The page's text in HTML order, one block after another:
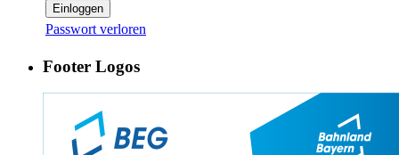
Einloggen
Passwort verloren
Footer Logos